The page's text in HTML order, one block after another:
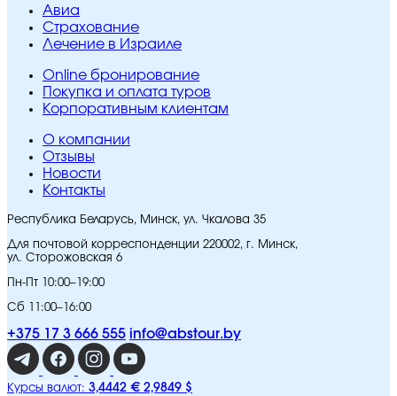
Авиа
Страхование
Лечение в Израиле
Online бронирование
Покупка и оплата туров
Корпоративным клиентам
O компании
Отзывы
Новости
Контакты
Республика Беларусь, Минск, ул. Чкалова 35
Для почтовой корреспонденции 220002, г. Минск,
ул. Сторожовская 6
Пн-Пт 10:00–19:00
Сб 11:00–16:00
+375 17 3 666 555 info@abstour.by
Курсы валют: 3,4442 € 2,9849 $